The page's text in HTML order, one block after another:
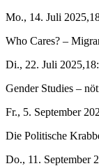
Mo., 14. Juli
Who Cares? –
Di., 22. Juli
Gender Studies –
Fr., 5. September
Die Politische
Do., 11. September